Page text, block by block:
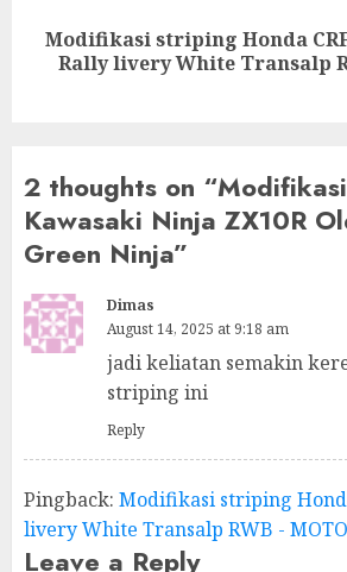
Next
post:
Modifikasi striping Honda
Rally livery White Transalp
2 thoughts on “
Kawasaki Ninja ZX10R
Green Ninja”
Dimas
August 14, 2025 at 9:18 am
jadi keliatan semakin
striping ini
Reply
Pingback: Modifikasi striping
livery White Transalp RWB -
Leave a Reply